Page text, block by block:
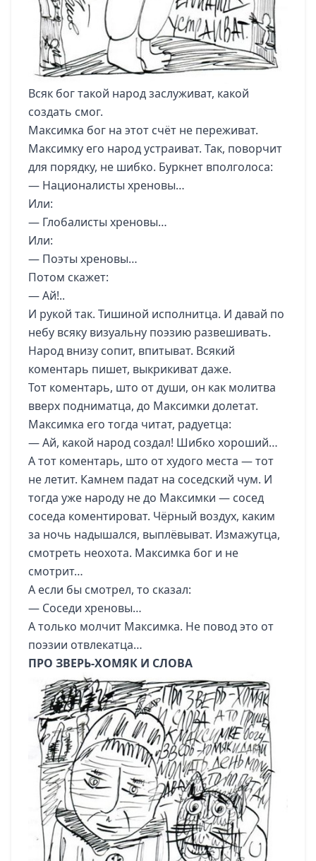
Всяк бог такой народ заслуживат, какой
создать смог.
Максимка бог на этот счёт не переживат.
Максимку его народ устраиват. Так, поворчит
для порядку, не шибко. Буркнет вполголоса:
— Националисты хреновы…
Или:
— Глобалисты хреновы…
Или:
— Поэты хреновы…
Потом скажет:
— Ай!..
И рукой так. Тишиной исполнитца. И давай по
небу всяку визуальну поэзию развешивать.
Народ внизу сопит, впитыват. Всякий
коментарь пишет, выкрикиват даже.
Тот коментарь, што от души, он как молитва
вверх подниматца, до Максимки долетат.
Максимка его тогда читат, радуетца:
— Ай, какой народ создал! Шибко хороший…
А тот коментарь, што от худого места — тот
не летит. Камнем падат на соседский чум. И
тогда уже народу не до Максимки — сосед
соседа коментироват. Чёрный воздух, каким
за ночь надышался, выплёвыват. Измажутца,
смотреть неохота. Максимка бог и не
смотрит…
А если бы смотрел, то сказал:
— Соседи хреновы…
А только молчит Максимка. Не повод это от
поэзии отвлекатца…
ПРО ЗВЕРЬ-ХОМЯК И СЛОВА